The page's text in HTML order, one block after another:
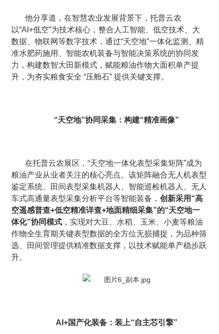
他分享道，在智慧农业发展背景下，托普云农
以“AI+低空”为技术核心，整合人工智能、低空技术、大
数据、物联网等数字技术，通过“天空地”一体化监测、精
准水肥药施用、智能农机装备与智能决策系统的协同发
力，构建数智大田新模式，赋能粮油作物大面积单产提
升，为夯实粮食安全 “压舱石” 提供关键支撑。
“天空地”协同采集：构建“精准画像”
在托普云农展区，“天空地一体化表型采集矩阵”成为
粮油产业从业者关注的核心亮点。该矩阵融合无人机表型
鉴定系统、田间表型采集机器人、智能巡检机器人、无人
车式高通量表型采集分析平台等智能装备，创新采用“高
空遥感普查+低空精准详查+地面精细采集”的“天空地一
体化”协同模式 ，实现对大豆、水稻、玉米、小麦等粮油
作物全生育期关键表型数据的全方位无损捕捉，为品种筛
选、田间管理提供精准数据支撑，以技术赋能单产稳步跃
升。
AI+国产化装备：装上“自主芯引擎”